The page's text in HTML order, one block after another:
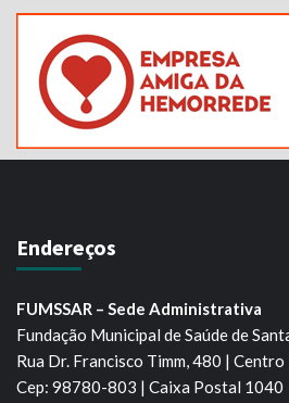
Endereços
FUMSSAR – Sede Administrativa
Fundação Municipal de Saúde de
Rua Dr. Francisco Timm, 480 | Centro
Cep: 98780-803 | Caixa Postal 1040